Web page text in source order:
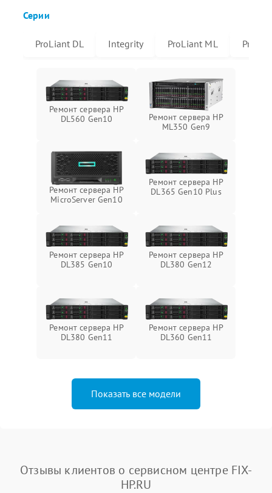
Серии
ProLiant DL Integrity ProLiant ML
Ремонт сервера HP
DL560 Gen10
Ремонт сервера HP
ML350 Gen9
Ремонт сервера HP
MicroServer Gen10
Ремонт сервера HP
DL365 Gen10 Plus
Ремонт сервера HP
DL385 Gen10
Ремонт сервера HP
DL380 Gen12
Ремонт сервера HP
DL380 Gen11
Ремонт сервера HP
DL360 Gen11
Показать все модели
Отзывы клиентов о сервисном центре FIX-
HP.RU